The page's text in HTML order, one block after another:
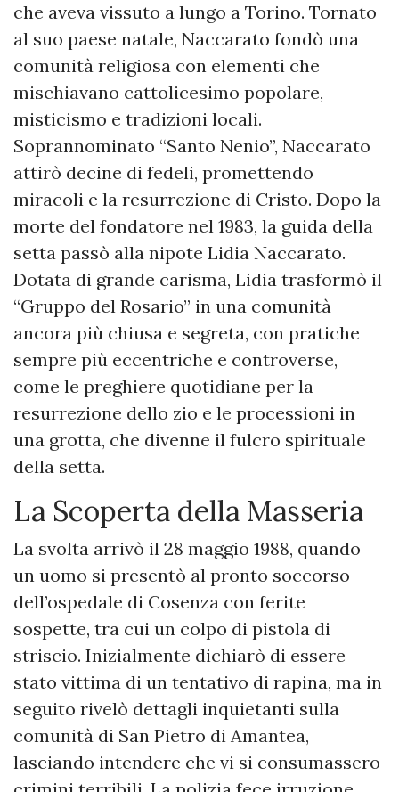
che aveva vissuto a lungo a Torino. Tornato
al suo paese natale, Naccarato fondò una
comunità religiosa con elementi che
mischiavano cattolicesimo popolare,
misticismo e tradizioni locali.
Soprannominato “Santo Nenio”, Naccarato
attirò decine di fedeli, promettendo
miracoli e la resurrezione di Cristo. Dopo la
morte del fondatore nel 1983, la guida della
setta passò alla nipote Lidia Naccarato.
Dotata di grande carisma, Lidia trasformò il
“Gruppo del Rosario” in una comunità
ancora più chiusa e segreta, con pratiche
sempre più eccentriche e controverse,
come le preghiere quotidiane per la
resurrezione dello zio e le processioni in
una grotta, che divenne il fulcro spirituale
della setta.
La Scoperta della Masseria
La svolta arrivò il 28 maggio 1988, quando
un uomo si presentò al pronto soccorso
dell’ospedale di Cosenza con ferite
sospette, tra cui un colpo di pistola di
striscio. Inizialmente dichiarò di essere
stato vittima di un tentativo di rapina, ma in
seguito rivelò dettagli inquietanti sulla
comunità di San Pietro di Amantea,
lasciando intendere che vi si consumassero